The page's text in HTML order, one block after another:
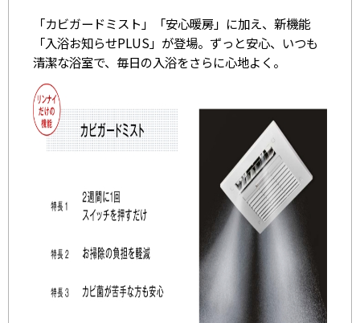
「カビガードミスト」「安心暖房」に加え、新機能
「入浴お知らせPLUS」が登場。ずっと安心、いつも
清潔な浴室で、毎日の入浴をさらに心地よく。